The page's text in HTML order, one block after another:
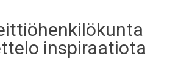
inspiraatiota